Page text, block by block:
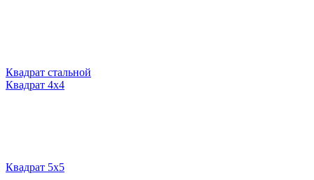
Квадрат стальной
Квадрат 4х4
Квадрат 5х5